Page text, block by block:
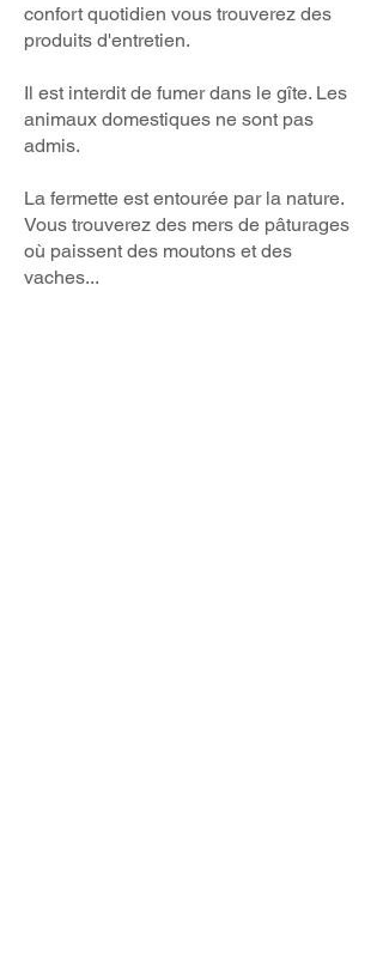
confort quotidien vous trouverez des
produits d'entretien.
Il est interdit de fumer dans le gîte. Les
animaux domestiques ne sont pas
admis.
La fermette est entourée par la nature.
Vous trouverez des mers de pâturages
où paissent des moutons et des
vaches...